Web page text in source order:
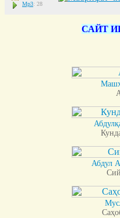
Mp3: 28
САЙТ
Абдул